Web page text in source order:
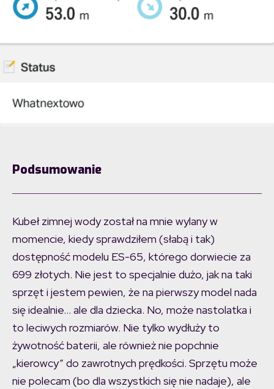
Podsumowanie
Kubeł zimnej wody został na mnie wylany w
momencie, kiedy sprawdziłem (słabą i tak)
dostępność modelu ES-65, którego dorwiecie za
699 złotych. Nie jest to specjalnie dużo, jak na taki
sprzęt i jestem pewien, że na pierwszy model nada
się idealnie… ale dla dziecka. No, może nastolatka i
to leciwych rozmiarów. Nie tylko wydłuży to
żywotność baterii, ale również nie popchnie
„kierowcy” do zawrotnych prędkości. Sprzętu może
nie polecam (bo dla wszystkich się nie nadaje), ale